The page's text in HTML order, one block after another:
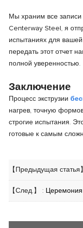
Мы храним все записи
Centerway Steel, я
испытаниях для
передать этот отчет
полной уверенностью.
Заключение
Процесс экструзии
нагрев, точную
строгие испытания.
готовые к самым
【Предыдущая статья
【След.】 : Церемония переселения